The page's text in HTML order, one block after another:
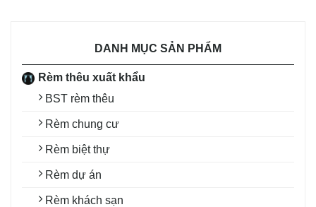
DANH MỤC SẢN PHẨM
Rèm thêu xuất khẩu
BST rèm thêu
Rèm chung cư
Rèm biệt thự
Rèm dự án
Rèm khách sạn